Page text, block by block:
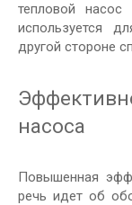
тепловой
используется
другой стороне
насоса
Повышенная
речь идет об